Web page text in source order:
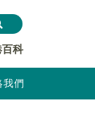
科
我們